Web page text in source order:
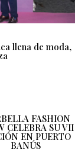
llena de moda,
FASHION
CELEBRA SU VII
EN PUERTO
BANÚS